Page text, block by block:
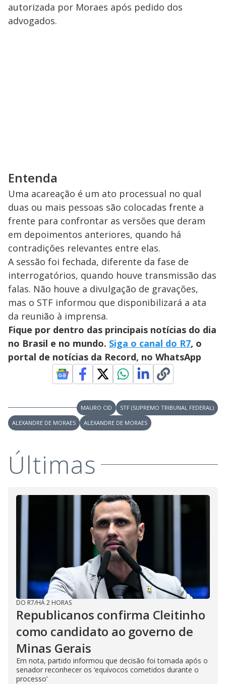
autorizada por Moraes após pedido dos
advogados.
Entenda
Uma acareação é um ato processual no qual
duas ou mais pessoas são colocadas frente a
frente para confrontar as versões que deram
em depoimentos anteriores, quando há
contradições relevantes entre elas.
A sessão foi fechada, diferente da fase de
interrogatórios, quando houve transmissão das
falas. Não houve a divulgação de gravações,
mas o STF informou que disponibilizará a ata
da reunião à imprensa.
Fique por dentro das principais notícias do dia
no Brasil e no mundo. Siga o canal do R7, o
portal de notícias da Record, no WhatsApp
MAURO CID
STF (SUPREMO TRIBUNAL FEDERAL)
ALEXANDRE DE MORAES
ALEXANDRE DE MORAES
Últimas
DO R7/HÁ 2 HORAS
Republicanos confirma Cleitinho
como candidato ao governo de
Minas Gerais
Em nota, partido informou que decisão foi tomada após o
senador reconhecer os ‘equívocos cometidos durante o
processo’